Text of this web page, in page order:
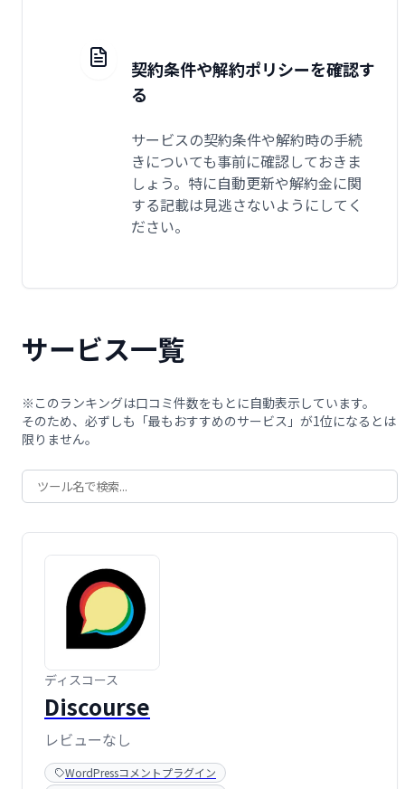
契約条件や解約ポリシーを確認す
る
サービスの契約条件や解約時の手続
きについても事前に確認しておきま
しょう。特に自動更新や解約金に関
する記載は見逃さないようにしてく
ださい。
サービス一覧
※このランキングは口コミ件数をもとに自動表示しています。
そのため、必ずしも「最もおすすめのサービス」が1位になるとは
限りません。
ディスコース
Discourse
レビューなし
WordPressコメントプラグイン